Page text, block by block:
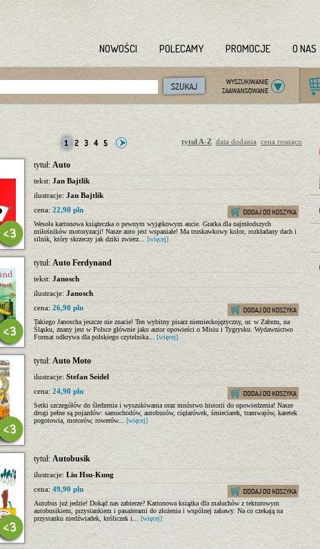
NOWOŚCI POLECAMY PROMOCJE O NAS
tytuł A-Z data dodania cena rosnąco
tytuł: Auto
tekst: Jan Bajtlik
ilustracje: Jan Bajtlik
cena: 22,90 pln
Wesoła kartonowa książeczka o pewnym wyjątkowym aucie. Gratka dla najmłodszych
miłośników motoryzacji! Nasze auto jest wspaniałe! Ma truskawkowy kolor, rozkładany dach i
silnik, który skrzeczy jak dziki zwierz... [więcej]
tytuł: Auto Ferdynand
tekst: Janosch
ilustracje: Janosch
cena: 26,90 pln
Takiego Janoscha jeszcze nie znacie! Ten wybitny pisarz niemieckojęzyczny, ur. w Zabrzu, na
Śląsku, znany jest w Polsce głównie jako autor opowieści o Misiu i Tygrysku. Wydawnictwo
Format odkrywa dla polskiego czytelnika...[więcej]
tytuł: Auto Moto
ilustracje:Stefan Seidel
cena: 24,90 pln
Setki szczegółów do śledzenia i wyszukiwania oraz mnóstwo historii do opowiedzenia! Nasze
drogi pełne są pojazdów: samochodów, autobusów, ciężarówek, śmieciarek, tramwajów, karetek
pogotowia, motorów, rowerów... [więcej]
tytuł: Autobusik
ilustracje: Liu Hsu-Kung
cena: 49,90 pln
Autobus już jedzie! Dokąd nas zabierze? Kartonowa książka dla maluchów z tekturowym
autobusikiem, przystankiem i pasażerami do złożenia i wspólnej zabawy. Na co czekają na
przystanku niedźwiadek, króliczek i... [więcej]